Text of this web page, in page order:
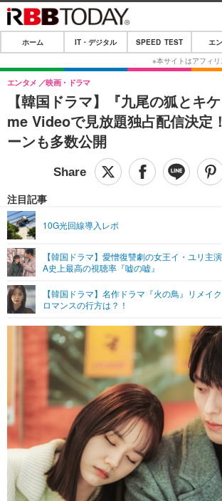
ホーム
IT・デジタル
IT・デジタルTOP ス
ネタ
ショッピング
SPEED TEST
エンタメ
エンタメTOP 映
音楽
グラビア
ペット
その他
リリース一覧
プッシュ通知の停止方法
ホーム IT・デジタル SPEED TEST エ
【韓国ドラマ】『九尾の狐とキ
me Videoで見放題独占配信決定
ーンも多数公開
エンタメ 映画・ドラマ
注目記事
10G光回線導入レポ
【韓国ドラマ】愛憎復讐劇の女王イ・ユリ主
A史上最高の視聴率『嘘の嘘』
【韓国ドラマ】名作ドラマ『火の鳥』リメイ
ロマンスの行方は？！